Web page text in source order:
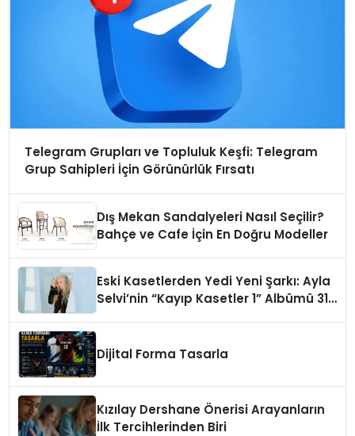
Telegram Grupları ve Topluluk Keşfi: Telegram
Grup Sahipleri İçin Görünürlük Fırsatı
Dış Mekan Sandalyeleri Nasıl Seçilir?
Bahçe ve Cafe İçin En Doğru Modeller
Eski Kasetlerden Yedi Yeni Şarkı: Ayla
Selvi’nin “Kayıp Kasetler 1” Albümü 31
Dijital Forma Tasarla
Kızılay Dershane Önerisi Arayanların
İlk Tercihlerinden Biri